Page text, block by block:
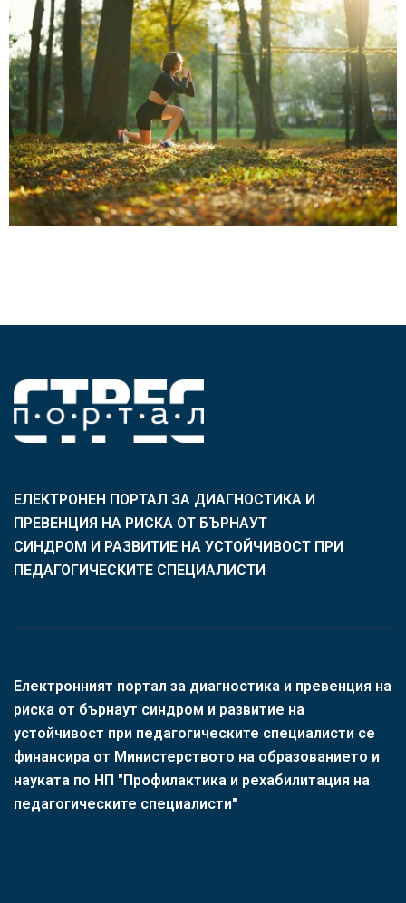
ЕЛЕКТРОНЕН ПОРТАЛ ЗА ДИАГНОСТИКА И
ПРЕВЕНЦИЯ НА РИСКА ОТ БЪРНАУТ
СИНДРОМ И РАЗВИТИЕ НА УСТОЙЧИВОСТ ПРИ
ПЕДАГОГИЧЕСКИТЕ СПЕЦИАЛИСТИ
Електронният портал за диагностика и превенция на
риска от бърнаут синдром и развитие на
устойчивост при педагогическите специалисти се
финансира oт Министерството на образованието и
науката по НП "Профилактика и рехабилитация на
педагогическите специалисти"